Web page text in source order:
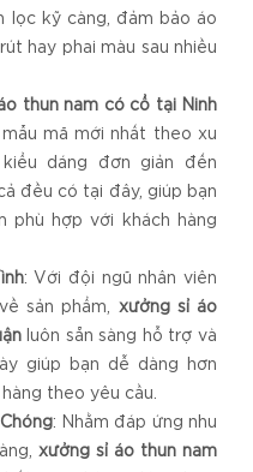
lọc kỹ càng, đảm bảo áo
hay phai màu sau nhiều
thun nam có cổ tại Ninh
mã mới nhất theo xu
dáng đơn giản đến
đều có tại đây, giúp bạn
phù hợp với khách hàng
: Với đội ngũ nhân viên
sản phẩm, xưởng sỉ áo
luôn sẵn sàng hỗ trợ và
giúp bạn dễ dàng hơn
theo yêu cầu.
: Nhằm đáp ứng nhu
xưởng sỉ áo thun nam